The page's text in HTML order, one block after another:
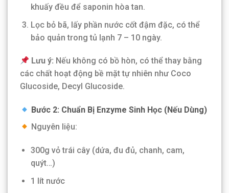
khuấy đều để saponin hòa tan.
Lọc bỏ bã, lấy phần nước cốt đậm đặc, có thể
bảo quản trong tủ lạnh 7 – 10 ngày.
Lưu ý: Nếu không có bồ hòn, có thể thay bằng
các chất hoạt động bề mặt tự nhiên như Coco
Glucoside, Decyl Glucoside.
Bước 2: Chuẩn Bị Enzyme Sinh Học (Nếu Dùng)
Nguyên liệu:
300g vỏ trái cây (dứa, đu đủ, chanh, cam,
quýt…)
1 lít nước